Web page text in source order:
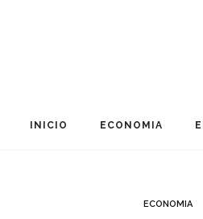
INICIO ECONOMIA
ECONOMIA